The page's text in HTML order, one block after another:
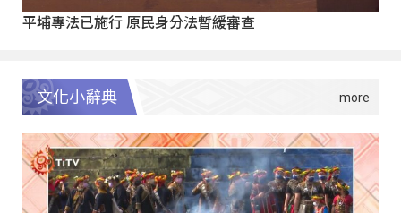
平埔專法已施行 原民身分法暫緩審查
文化小辭典